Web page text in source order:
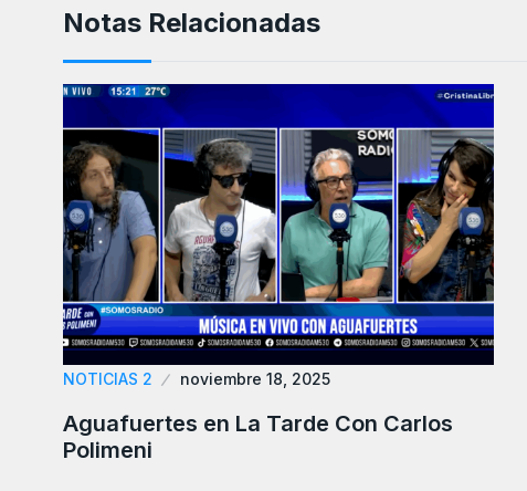
Notas Relacionadas
NOTICIAS 2 noviembre 18, 2025
Aguafuertes en La Tarde Con Carlos
Polimeni